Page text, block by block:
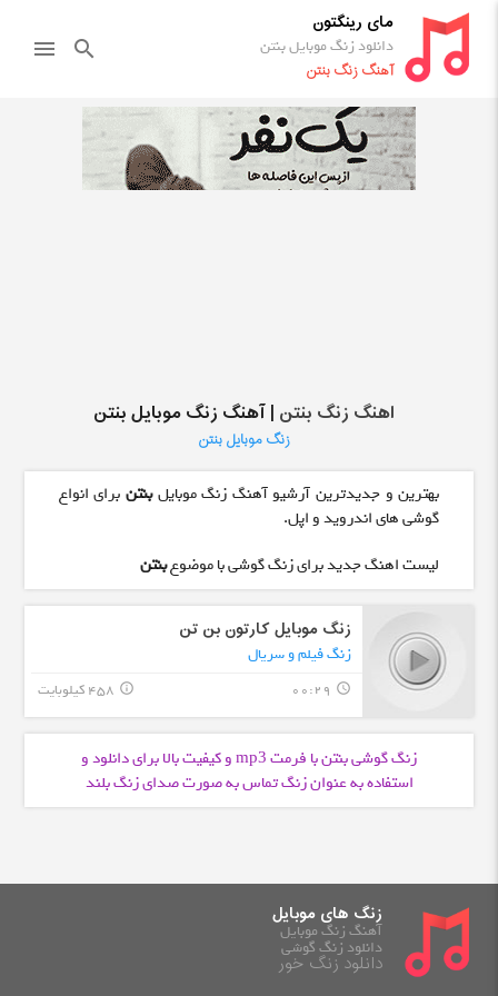
مای رینگتون
دانلود زنگ موبایل بنتن
آهنگ زنگ بنتن
search
menu
اهنگ زنگ بنتن | آهنگ زنگ موبایل بنتن
زنگ موبایل بنتن
بهترین و جدیدترین آرشیو آهنگ زنگ موبایلبنتن برای انواع
گوشی های اندروید و اپل.
لیست اهنگ جدید برای زنگ گوشی با موضوعبنتن
زنگ موبایل کارتون بن تن
زنگ فیلم و سریال
query_builder
00:29 458 کیلوبایت info_outline
زنگ گوشی بنتن با فرمت mp3 و کیفیت بالا برای دانلود و
استفاده به عنوان زنگ تماس به صورت صدای زنگ بلند
زنگ های موبایل
آهنگ زنگ موبایل
دانلود زنگ گوشی
دانلود زنگ خور